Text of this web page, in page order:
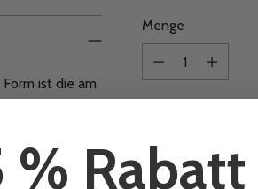
ist die am
wirkt sich
im
eine Rolle bei
kann
Menge
% Rabatt